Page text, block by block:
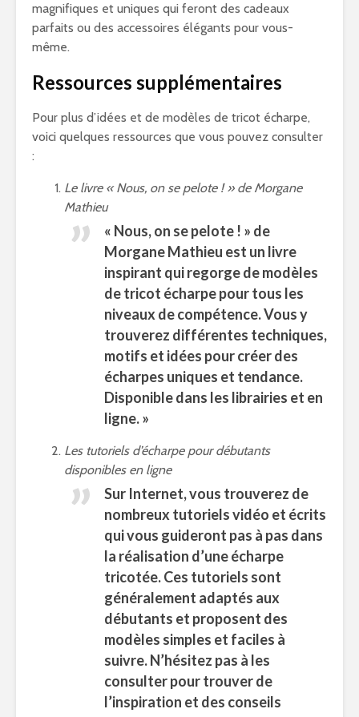
magnifiques et uniques qui feront des cadeaux
parfaits ou des accessoires élégants pour vous-
même.
Ressources supplémentaires
Pour plus d’idées et de modèles de tricot écharpe,
voici quelques ressources que vous pouvez consulter
:
Le livre « Nous, on se pelote ! » de Morgane
Mathieu
« Nous, on se pelote ! » de
Morgane Mathieu est un livre
inspirant qui regorge de modèles
de tricot écharpe pour tous les
niveaux de compétence. Vous y
trouverez différentes techniques,
motifs et idées pour créer des
écharpes uniques et tendance.
Disponible dans les librairies et en
ligne. »
Les tutoriels d’écharpe pour débutants
disponibles en ligne
Sur Internet, vous trouverez de
nombreux tutoriels vidéo et écrits
qui vous guideront pas à pas dans
la réalisation d’une écharpe
tricotée. Ces tutoriels sont
généralement adaptés aux
débutants et proposent des
modèles simples et faciles à
suivre. N’hésitez pas à les
consulter pour trouver de
l’inspiration et des conseils